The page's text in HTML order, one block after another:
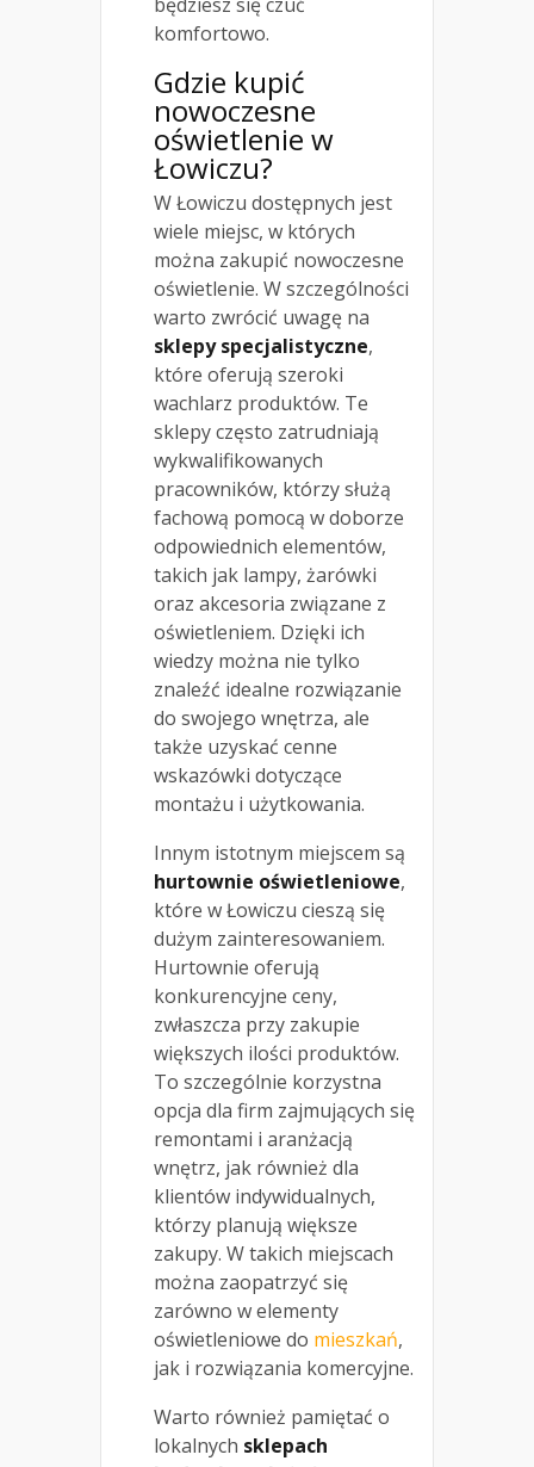
komfortowo.
Gdzie kupić
nowoczesne
oświetlenie w
Łowiczu?
W Łowiczu dostępnych jest
wiele miejsc, w których
można zakupić nowoczesne
oświetlenie. W szczególności
warto zwrócić uwagę na
sklepy specjalistyczne,
które oferują szeroki
wachlarz produktów. Te
sklepy często zatrudniają
wykwalifikowanych
pracowników, którzy służą
fachową pomocą w doborze
odpowiednich elementów,
takich jak lampy, żarówki
oraz akcesoria związane z
oświetleniem. Dzięki ich
wiedzy można nie tylko
znaleźć idealne rozwiązanie
do swojego wnętrza, ale
także uzyskać cenne
wskazówki dotyczące
montażu i użytkowania.
Innym istotnym miejscem są
hurtownie oświetleniowe,
które w Łowiczu cieszą się
dużym zainteresowaniem.
Hurtownie oferują
konkurencyjne ceny,
zwłaszcza przy zakupie
większych ilości produktów.
To szczególnie korzystna
opcja dla firm zajmujących się
remontami i aranżacją
wnętrz, jak również dla
klientów indywidualnych,
którzy planują większe
zakupy. W takich miejscach
można zaopatrzyć się
zarówno w elementy
oświetleniowe do mieszkań,
jak i rozwiązania komercyjne.
Warto również pamiętać o
lokalnych sklepach